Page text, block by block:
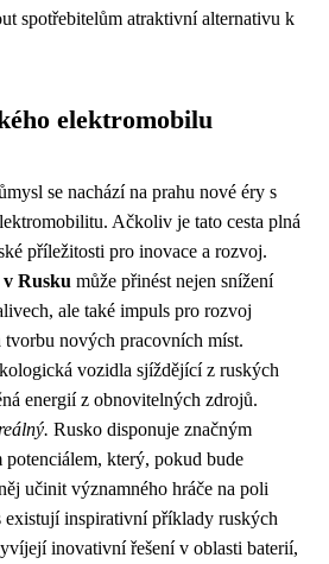
spotřebitelům atraktivní alternativu k
elektromobilu
se nachází na prahu nové éry s
Ačkoliv je tato cesta plná
příležitosti pro inovace a rozvoj.
Rusku může přinést nejen snížení
ale také impuls pro rozvoj
nových pracovních míst.
vozidla sjíždějící z ruských
energií z obnovitelných zdrojů.
Rusko disponuje značným
který, pokud bude
učinit významného hráče na poli
existují inspirativní příklady ruských
inovativní řešení v oblasti baterií,